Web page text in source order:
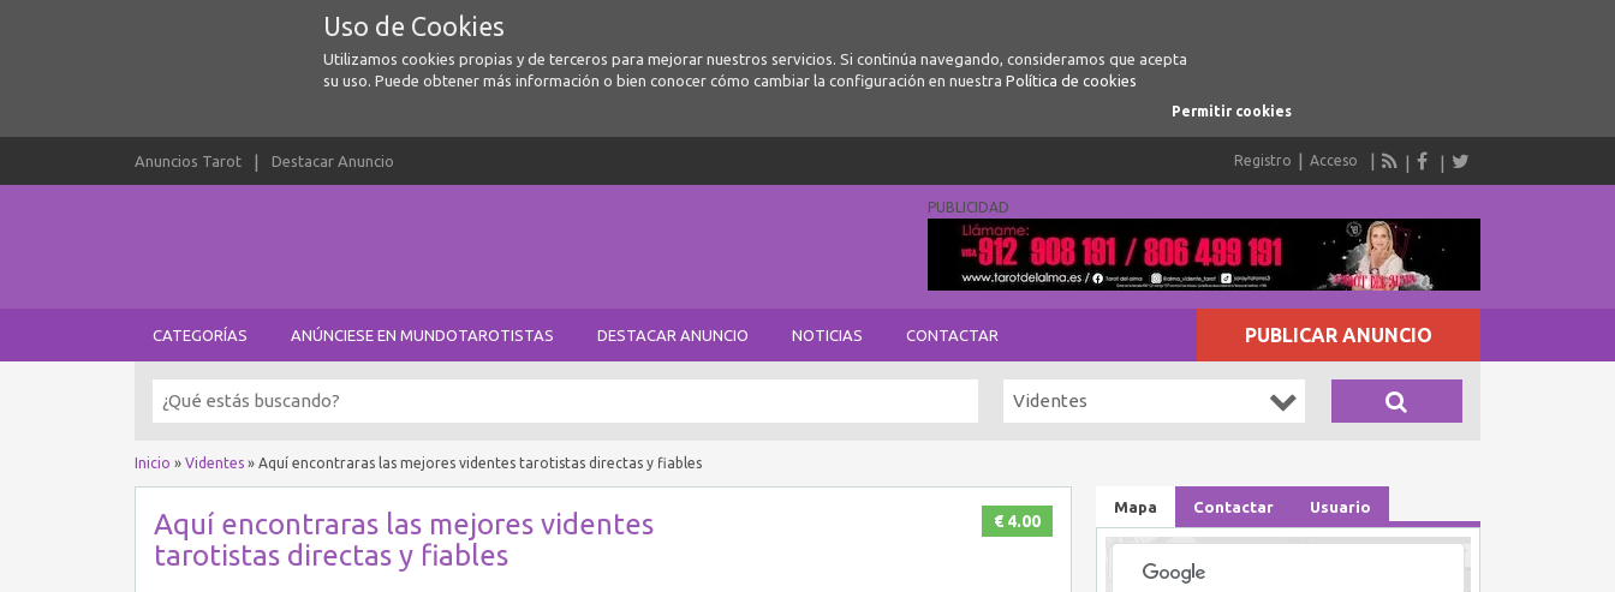
Uso de Cookies
Utilizamos cookies propias y de terceros para mejorar nuestros servicios. Si continúa navegando, consideramos que acepta
su uso. Puede obtener más información o bien conocer cómo cambiar la configuración en nuestra Política de cookies
Permitir cookies
Anuncios Tarot Destacar Anuncio Registro Acceso
PUBLICIDAD
CATEGORÍAS ANÚNCIESE EN MUNDOTAROTISTAS DESTACAR ANUNCIO NOTICIAS CONTACTAR PUBLICAR ANUNCIO
Videntes
Inicio » Videntes » Aquí encontraras las mejores videntes tarotistas directas y fiables
€ 4.00
Aquí encontraras las mejores videntes
tarotistas directas y fiables
Mapa Contactar Usuario